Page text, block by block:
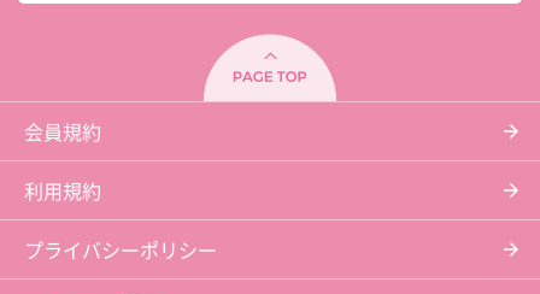
会員規約
利用規約
プライバシーポリシー